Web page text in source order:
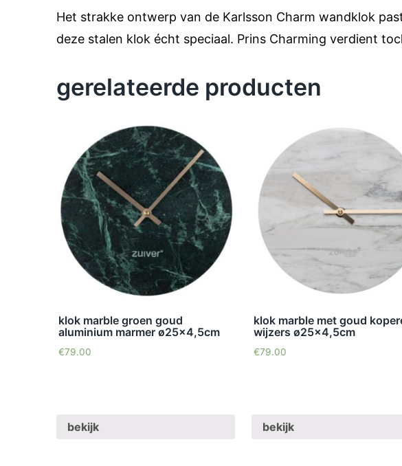
Het strakke ontwerp van de Karlsson Charm wandklok
deze stalen klok écht speciaal. Prins Charming verdient
gerelateerde producten
klok marble groen goud
aluminium marmer ø25×4,5cm
€79.00
bekijk
klok marble met goud
wijzers ø25×4,5cm
€79.00
bekijk